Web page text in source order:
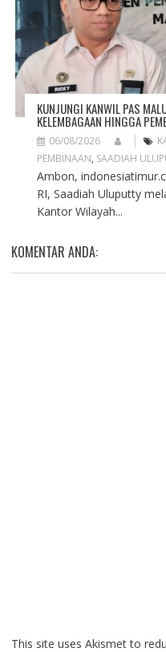
KUNJUNGI KANWIL PAS
KELEMBAGAAN HINGGA
06/08/2026
PEMBINAAN, SAADIAH
Ambon,
RI, Saadiah Uluputty
Kantor Wilayah...
KOMENTAR ANDA:
This site uses Akismet to